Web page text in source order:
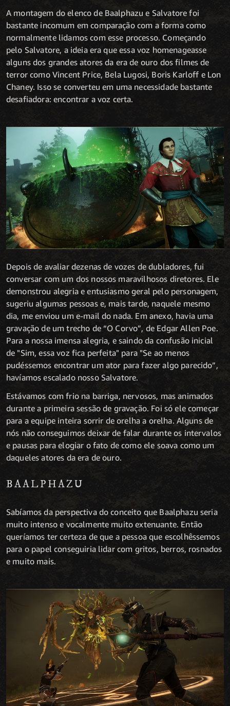
A montagem do elenco de Baalphazu e Salvatore foi
bastante incomum em comparação com a forma como
normalmente lidamos com esse processo. Começando
pelo Salvatore, a ideia era que essa voz homenageasse
alguns dos grandes atores da era de ouro dos filmes de
terror como Vincent Price, Bela Lugosi, Boris Karloff e Lon
Chaney. Isso se converteu em uma necessidade bastante
desafiadora: encontrar a voz certa.
Depois de avaliar dezenas de vozes de dubladores, fui
conversar com um dos nossos maravilhosos diretores. Ele
demonstrou alegria e entusiasmo geral pelo personagem,
sugeriu algumas pessoas e, mais tarde, naquele mesmo
dia, me enviou um e-mail do nada. Em anexo, havia uma
gravação de um trecho de “O Corvo”, de Edgar Allen Poe.
Para a nossa imensa alegria, e saindo da confusão inicial
de "Sim, essa voz fica perfeita" para "Se ao menos
pudéssemos encontrar um ator para fazer algo parecido”,
havíamos escalado nosso Salvatore.
Estávamos com frio na barriga, nervosos, mas animados
durante a primeira sessão de gravação. Foi só ele começar
para a equipe inteira sorrir de orelha a orelha. Alguns de
nós não conseguimos deixar de falar durante os intervalos
e pausas para elogiar o fato de como ele soava como um
daqueles atores da era de ouro.
BAALPHAZU
Sabíamos da perspectiva do conceito que Baalphazu seria
muito intenso e vocalmente muito extenuante. Então
queríamos ter certeza de que a pessoa que escolhêssemos
para o papel conseguiria lidar com gritos, berros, rosnados
e muito mais.